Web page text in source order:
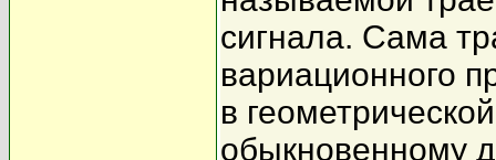
сигнала. Сама
вариационного
в
обыкновенному